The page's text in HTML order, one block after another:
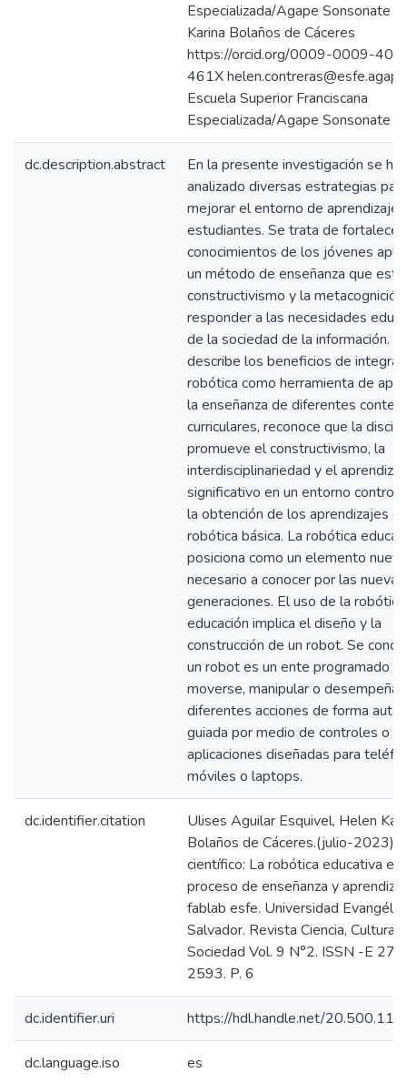
Especializada/Agape Sonsonate
Karina Bolaños de Cáceres
https://orcid.org/0009-0009-
461X
Escuela Superior Franciscana
Especializada/Agape Sonsonate
dc.description.abstract
En la presente investigación se han
analizado diversas estrategias para
mejorar el entorno de aprendizaje
estudiantes. Se trata de
conocimientos de los jóvenes
un método de enseñanza que
constructivismo y la
responder a las necesidades
de la sociedad de la información.
describe los beneficios de integrar
robótica como herramienta de
la enseñanza de diferentes
curriculares, reconoce que la
promueve el constructivismo, la
interdisciplinariedad y el
significativo en un entorno
la obtención de los aprendizajes
robótica básica. La robótica
posiciona como un elemento
necesario a conocer por las nuevas
generaciones. El uso de la
educación implica el diseño y la
construcción de un robot. Se
un robot es un ente programado
moverse, manipular o desempeñar
diferentes acciones de forma
guiada por medio de controles o
aplicaciones diseñadas para
móviles o laptops.
dc.identifier.citation
Ulises Aguilar Esquivel, Helen
Bolaños de Cáceres.(julio-2023).
científico: La robótica educativa en
proceso de enseñanza y
fablab esfe. Universidad
Salvador. Revista Ciencia, Cultura y
Sociedad Vol. 9 N°2. ISSN -E
2593. P. 6
dc.identifier.uri https://hdl.handle.net/
dc.language.iso es